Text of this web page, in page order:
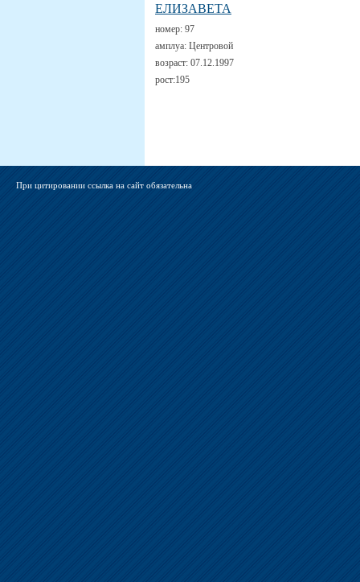
ЕЛИЗАВЕТА
номер: 97
амплуа: Центровой
возраст: 07.12.1997
рост:195
При цитировании ссылка на сайт обязательна